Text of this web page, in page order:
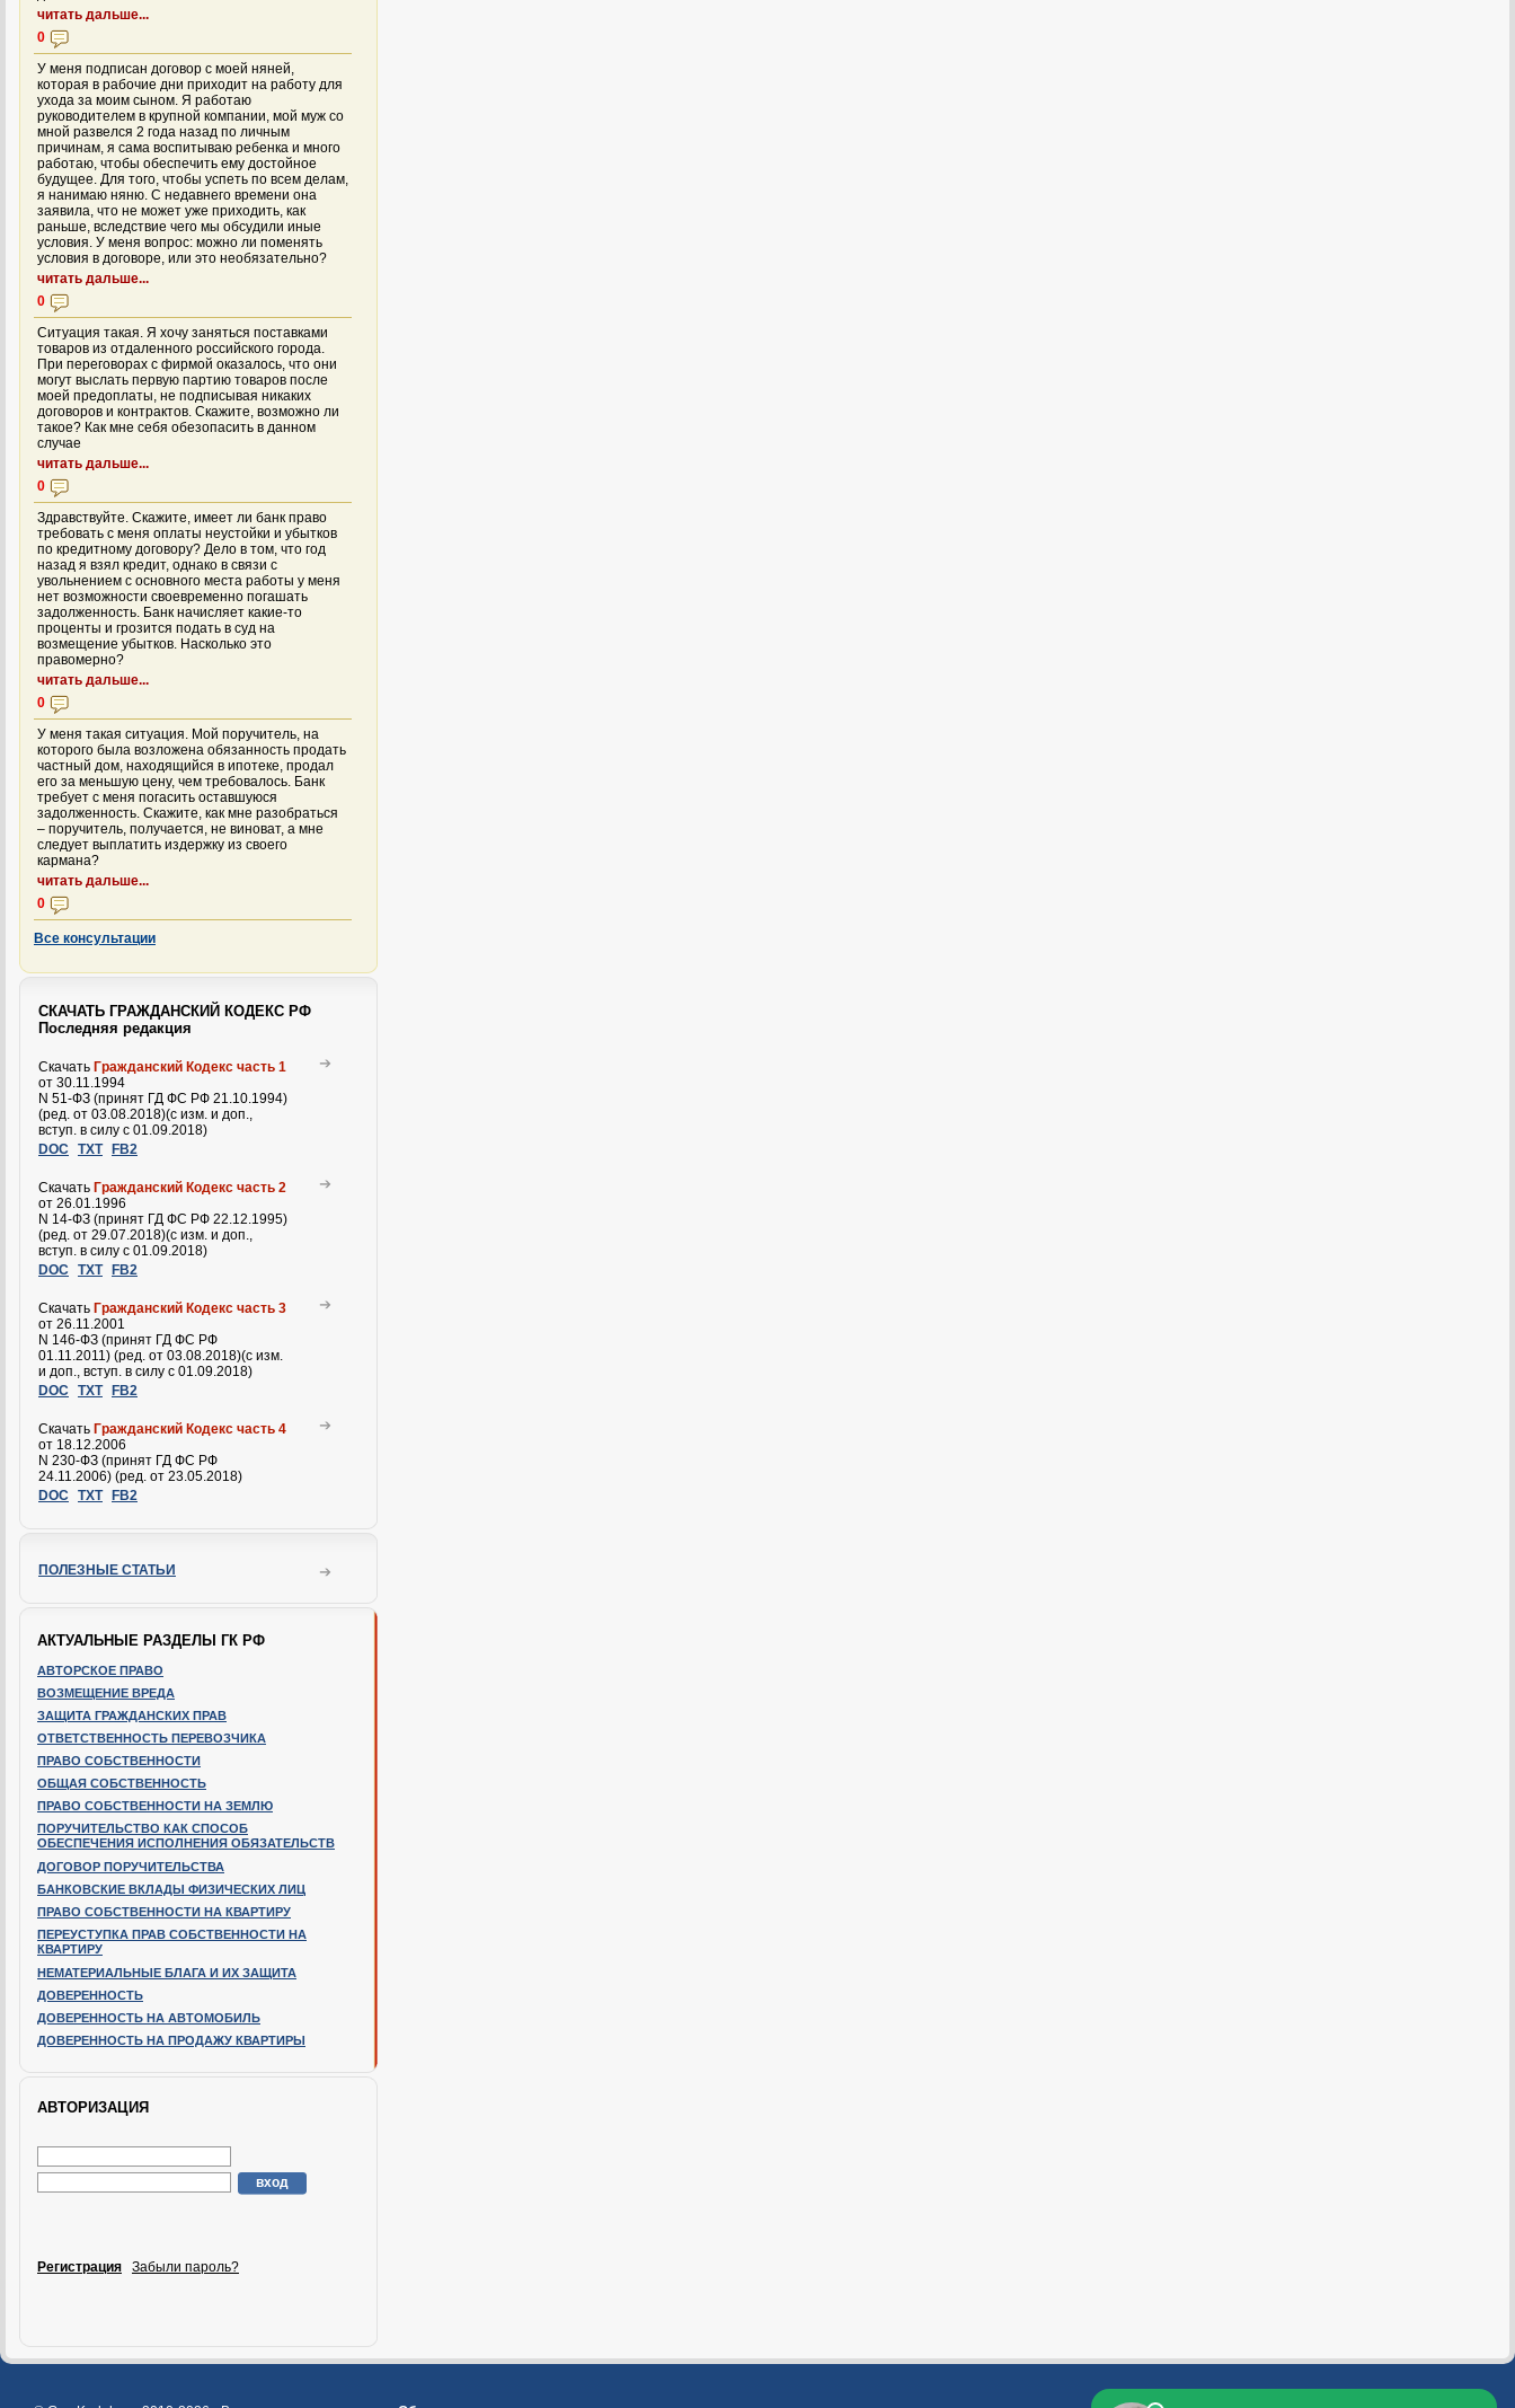
читать дальше...
0
У меня подписан договор с моей няней,
которая в рабочие дни приходит на работу для
ухода за моим сыном. Я работаю
руководителем в крупной компании, мой муж со
мной развелся 2 года назад по личным
причинам, я сама воспитываю ребенка и много
работаю, чтобы обеспечить ему достойное
будущее. Для того, чтобы успеть по всем делам,
я нанимаю няню. С недавнего времени она
заявила, что не может уже приходить, как
раньше, вследствие чего мы обсудили иные
условия. У меня вопрос: можно ли поменять
условия в договоре, или это необязательно?
читать дальше...
0
Ситуация такая. Я хочу заняться поставками
товаров из отдаленного российского города.
При переговорах с фирмой оказалось, что они
могут выслать первую партию товаров после
моей предоплаты, не подписывая никаких
договоров и контрактов. Скажите, возможно ли
такое? Как мне себя обезопасить в данном
случае
читать дальше...
0
Здравствуйте. Скажите, имеет ли банк право
требовать с меня оплаты неустойки и убытков
по кредитному договору? Дело в том, что год
назад я взял кредит, однако в связи с
увольнением с основного места работы у меня
нет возможности своевременно погашать
задолженность. Банк начисляет какие-то
проценты и грозится подать в суд на
возмещение убытков. Насколько это
правомерно?
читать дальше...
0
У меня такая ситуация. Мой поручитель, на
которого была возложена обязанность продать
частный дом, находящийся в ипотеке, продал
его за меньшую цену, чем требовалось. Банк
требует с меня погасить оставшуюся
задолженность. Скажите, как мне разобраться
– поручитель, получается, не виноват, а мне
следует выплатить издержку из своего
кармана?
читать дальше...
0
Все консультации
СКАЧАТЬ ГРАЖДАНСКИЙ КОДЕКС РФ
Последняя редакция
Скачать Гражданский Кодекс часть 1
от 30.11.1994
N 51-ФЗ (принят ГД ФС РФ 21.10.1994)
(ред. от 03.08.2018)(с изм. и доп.,
вступ. в силу с 01.09.2018)
DOC TXT FB2
Скачать Гражданский Кодекс часть 2
от 26.01.1996
N 14-ФЗ (принят ГД ФС РФ 22.12.1995)
(ред. от 29.07.2018)(с изм. и доп.,
вступ. в силу с 01.09.2018)
DOC TXT FB2
Скачать Гражданский Кодекс часть 3
от 26.11.2001
N 146-ФЗ (принят ГД ФС РФ
01.11.2011) (ред. от 03.08.2018)(с изм.
и доп., вступ. в силу с 01.09.2018)
DOC TXT FB2
Скачать Гражданский Кодекс часть 4
от 18.12.2006
N 230-ФЗ (принят ГД ФС РФ
24.11.2006) (ред. от 23.05.2018)
DOC TXT FB2
ПОЛЕЗНЫЕ СТАТЬИ
АКТУАЛЬНЫЕ РАЗДЕЛЫ ГК РФ
АВТОРСКОЕ ПРАВО
ВОЗМЕЩЕНИЕ ВРЕДА
ЗАЩИТА ГРАЖДАНСКИХ ПРАВ
ОТВЕТСТВЕННОСТЬ ПЕРЕВОЗЧИКА
ПРАВО СОБСТВЕННОСТИ
ОБЩАЯ СОБСТВЕННОСТЬ
ПРАВО СОБСТВЕННОСТИ НА ЗЕМЛЮ
ПОРУЧИТЕЛЬСТВО КАК СПОСОБ
ОБЕСПЕЧЕНИЯ ИСПОЛНЕНИЯ ОБЯЗАТЕЛЬСТВ
ДОГОВОР ПОРУЧИТЕЛЬСТВА
БАНКОВСКИЕ ВКЛАДЫ ФИЗИЧЕСКИХ ЛИЦ
ПРАВО СОБСТВЕННОСТИ НА КВАРТИРУ
ПЕРЕУСТУПКА ПРАВ СОБСТВЕННОСТИ НА
КВАРТИРУ
НЕМАТЕРИАЛЬНЫЕ БЛАГА И ИХ ЗАЩИТА
ДОВЕРЕННОСТЬ
ДОВЕРЕННОСТЬ НА АВТОМОБИЛЬ
ДОВЕРЕННОСТЬ НА ПРОДАЖУ КВАРТИРЫ
АВТОРИЗАЦИЯ
Регистрация Забыли пароль?